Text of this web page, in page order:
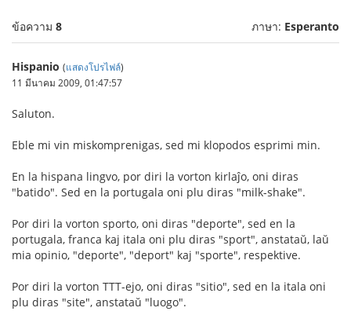
ข้อความ 8 ภาษา: Esperanto
Hispanio (แสดงโปรไฟล์)
11 มีนาคม 2009, 01:47:57
Saluton.
Eble mi vin miskomprenigas, sed mi klopodos esprimi min.
En la hispana lingvo, por diri la vorton kirlaĵo, oni diras
"batido". Sed en la portugala oni plu diras "milk-shake".
Por diri la vorton sporto, oni diras "deporte", sed en la
portugala, franca kaj itala oni plu diras "sport", anstataŭ, laŭ
mia opinio, "deporte", "deport" kaj "sporte", respektive.
Por diri la vorton TTT-ejo, oni diras "sitio", sed en la itala oni
plu diras "site", anstataŭ "luogo".